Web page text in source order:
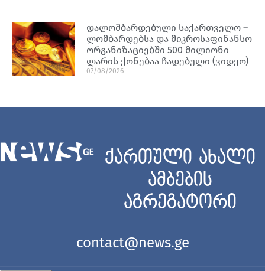
დალომბარდებული საქართველო –
ლომბარდებსა და მიკროსაფინანსო
ორგანიზაციებში 500 მილიონი
ლარის ქონებაა ჩადებული (ვიდეო)
07/08/2026
ქართული ახალი
ამბების
აგრეგატორი
contact@news.ge